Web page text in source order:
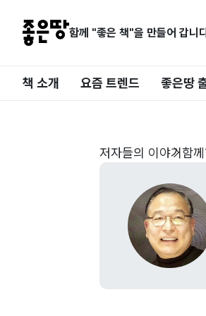
함께 "좋은 책"을 만들어 갑니
책 소개 요즘 트렌드 좋은땅
저자들의 이야기 함